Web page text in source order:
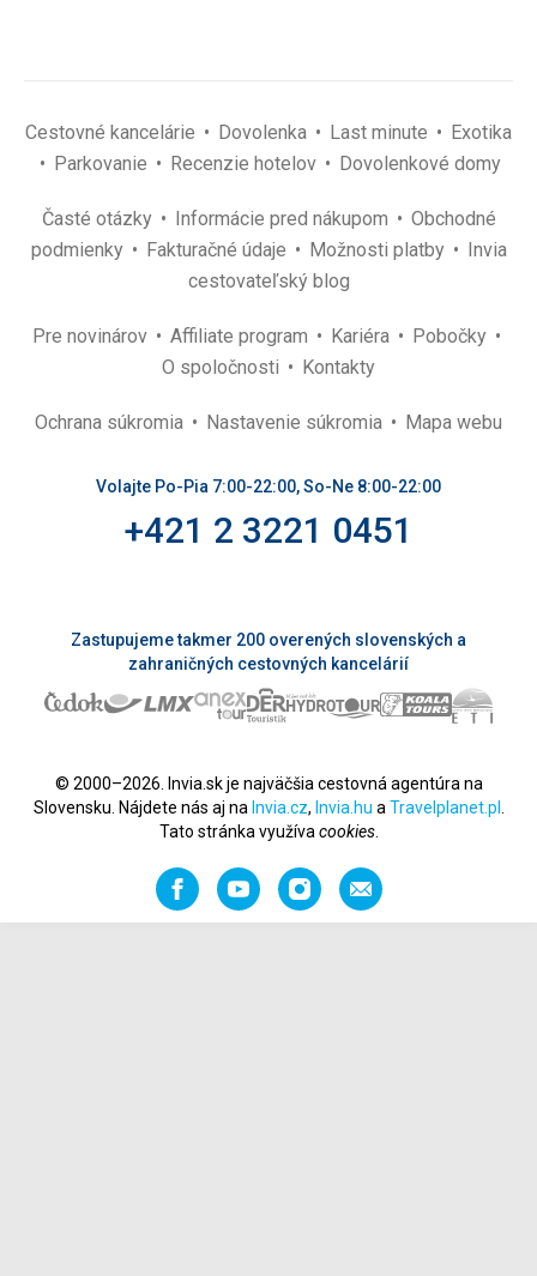
Cestovné kancelárie Dovolenka Last minute
Exotika
Parkovanie
Recenzie hotelov Dovolenkové domy
Časté otázky Informácie pred nákupom
Obchodné
podmienky
Fakturačné údaje Možnosti platby
Invia
cestovateľský blog
Pre novinárov Affiliate program Kariéra
Pobočky
O spoločnosti
Kontakty
Ochrana súkromia Nastavenie súkromia Mapa webu
Volajte Po-Pia 7:00-22:00, So-Ne 8:00-22:00
+421 2 3221 0451
Zastupujeme takmer 200 overených slovenských a
zahraničných cestovných kancelárií
© 2000–2026. Invia.sk je najväčšia cestovná agentúra na
Slovensku. Nájdete nás aj na Invia.cz, Invia.hu a Travelplanet.pl
Tato stránka využíva cookies.
FacebookYouTubeInstagramOdporučiť